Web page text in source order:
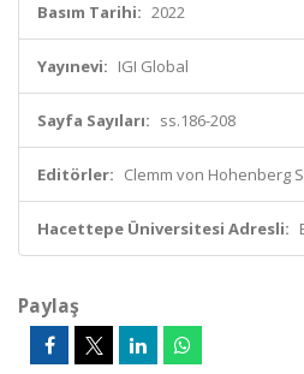
Basım Tarihi: 2022
Yayınevi: IGI Global
Sayfa Sayıları: ss.186-208
Editörler: Clemm von Hohenberg
Hacettepe Üniversitesi Adresli:
Paylaş